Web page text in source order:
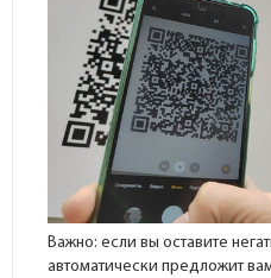
Важно: если вы оставите
автоматически предложит